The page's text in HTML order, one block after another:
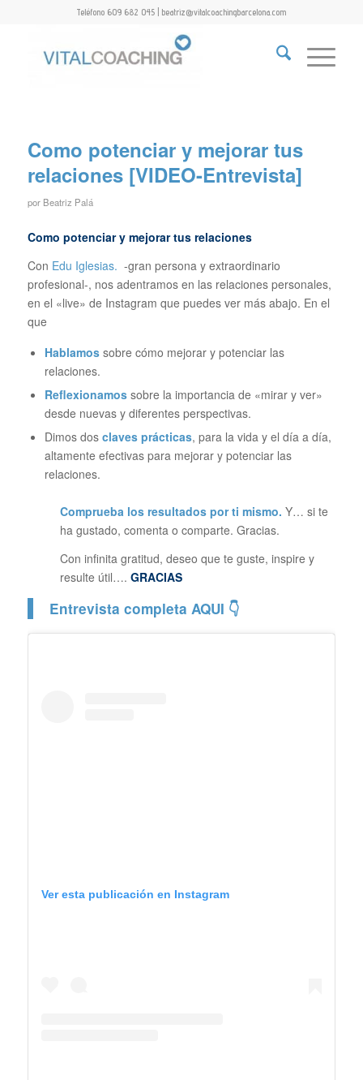
Teléfono 609 682 045 | beatriz@vitalcoachingbarcelona.com
Como potenciar y mejorar tus
relaciones [VIDEO-Entrevista]
por Beatriz Palá
Como potenciar y mejorar tus relaciones
Con Edu Iglesias. -gran persona y extraordinario
profesional-, nos adentramos en las relaciones personales,
en el «live» de Instagram que puedes ver más abajo. En el
que
Hablamossobre cómo mejorar y potenciar las
relaciones.
Reflexionamossobre la importancia de «mirar y ver»
desde nuevas y diferentes perspectivas.
Dimos dos claves prácticas, para la vida y el día a día,
altamente efectivas para mejorar y potenciar las
relaciones.
Comprueba los resultados por ti mismo. Y… si te
ha gustado, comenta o comparte. Gracias.
Con infinita gratitud, deseo que te guste, inspire y
resulte útil…. GRACIAS
Entrevista completa AQUI 👇
Ver esta publicación en Instagram